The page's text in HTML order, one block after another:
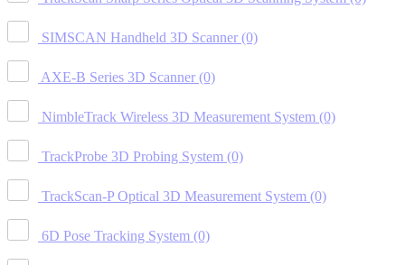
SIMSCAN Handheld 3D Scanner (0)
AXE-B Series 3D Scanner (0)
NimbleTrack Wireless 3D Measurement System (0)
TrackProbe 3D Probing System (0)
TrackScan-P Optical 3D Measurement System (0)
6D Pose Tracking System (0)